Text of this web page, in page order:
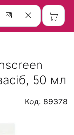
50 мл
Код: 89378